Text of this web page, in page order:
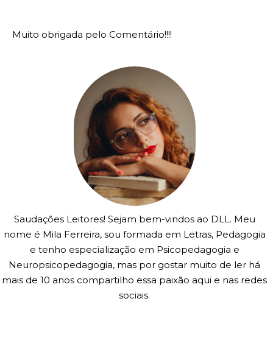
Muito obrigada pelo Comentário!!!!
Saudações Leitores! Sejam bem-vindos ao DLL. Meu
nome é Mila Ferreira, sou formada em Letras, Pedagogia
e tenho especialização em Psicopedagogia e
Neuropsicopedagogia, mas por gostar muito de ler há
mais de 10 anos compartilho essa paixão aqui e nas redes
sociais.